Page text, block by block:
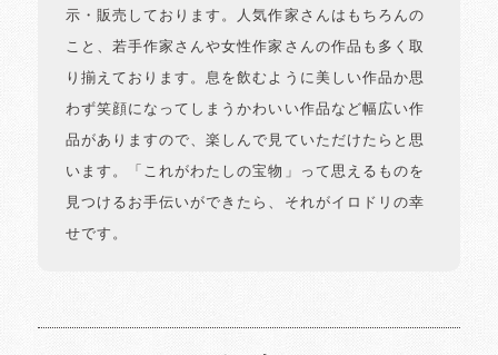
示・販売しております。人気作家さんはもちろんの
こと、若手作家さんや女性作家さんの作品も多く取
り揃えております。息を飲むように美しい作品か思
わず笑顔になってしまうかわいい作品など幅広い作
品がありますので、楽しんで見ていただけたらと思
います。「これがわたしの宝物」って思えるものを
見つけるお手伝いができたら、それがイロドリの幸
せです。